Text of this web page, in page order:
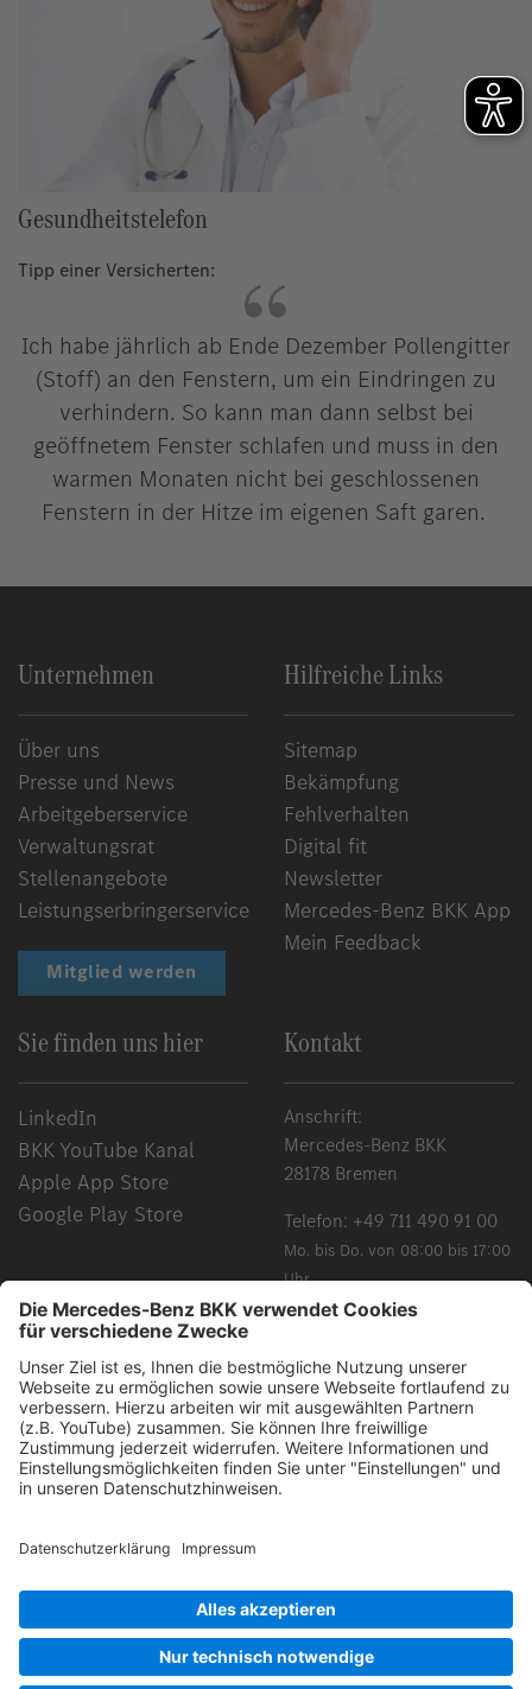
Gesundheitstelefon
Tipp einer Versicherten:
Ich habe jährlich ab Ende Dezember Pollengitter
(Stoff) an den Fenstern, um ein Eindringen zu
verhindern. So kann man dann selbst bei
geöffnetem Fenster schlafen und muss in den
warmen Monaten nicht bei geschlossenen
Fenstern in der Hitze im eigenen Saft garen.
Unternehmen
Über uns
Presse und News
Arbeitgeberservice
Verwaltungsrat
Stellenangebote
Leistungserbringerservice
Mitglied werden
Hilfreiche Links
Sitemap
Bekämpfung
Fehlverhalten
Digital fit
Newsletter
Mercedes-Benz BKK App
Mein Feedback
Sie finden uns hier
LinkedIn
BKK YouTube Kanal
Apple App Store
Google Play Store
Kontakt
Anschrift:
Mercedes-Benz BKK
28178 Bremen
Telefon: +49 711 490 91 00
Mo. bis Do. von 08:00 bis 17:00
Uhr
Fr. von 08:00 bis 15:00 Uhr
Chancengleichheit, Vielfalt, Offenheit und Respekt gehören
zu unseren Grundüberzeugungen. Grundsätzlich schließen
alle gewählten Begriffe alle Geschlechter und Identitäten ein.
Barrierefreiheit
Datenschutz
Cookie-Einstellungen